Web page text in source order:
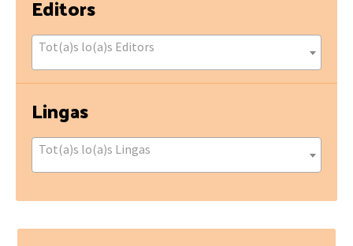
Editors
Tot(a)s lo(a)s Editors
Lingas
Tot(a)s lo(a)s Lingas